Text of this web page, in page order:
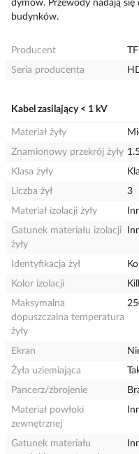
dymów. Przewody nadają
budynków.
Producent
Seria producenta
Kabel zasilający < 1 kV
Materiał żyły
Znamionowy przekrój żyły
Klasa żyły
Liczba żył
3
Materiał izolacji żyły
Gatunek materiału izolacji
żyły
Identyfikacja żył
Kolor izolacji
Maksymalna
dopuszczalna temperatura
żyły
Ekran
Żyła uziemiająca
Pancerz/zbrojenie
Materiał powłoki
zewnętrznej
Gatunek materiału